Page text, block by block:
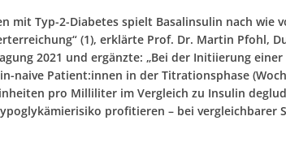
mit Typ-2-Diabetes spielt Basalinsulin nach wie
(1), erklärte Prof. Dr. Martin Pfohl,
2021 und ergänzte: „Bei der Initiierung
naive Patient:innen in der Titrationsphase
pro Milliliter im Vergleich zu Insulin
profitieren – bei vergleichbarer